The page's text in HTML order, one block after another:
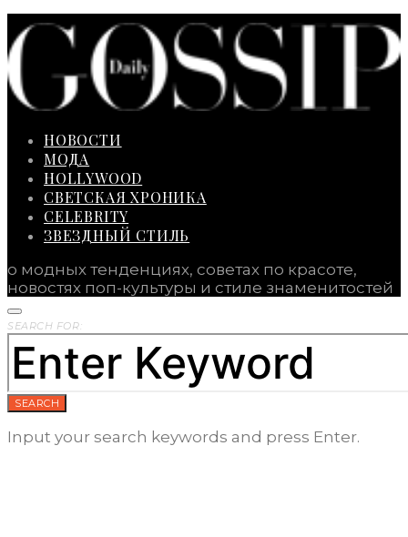
НОВОСТИ
МОДА
HOLLYWOOD
СВЕТСКАЯ ХРОНИКА
CELEBRITY
ЗВЕЗДНЫЙ СТИЛЬ
о модных тенденциях, советах по красоте,
новостях поп-культуры и стиле знаменитостей
SEARCH FOR:
SEARCH
Input your search keywords and press Enter.